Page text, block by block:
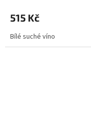
515 Kč
Bílé suché víno